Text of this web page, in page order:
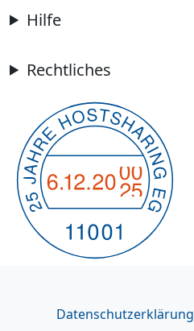
Hilfe
Rechtliches
Datenschutzerklärung